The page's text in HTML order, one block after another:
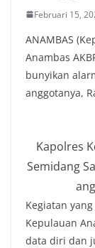
Februari 15,
ANAMBAS
Anambas
bunyikan
anggotanya,
Kapolres
Semidang
Kegiatan
Kepulauan
data diri dan